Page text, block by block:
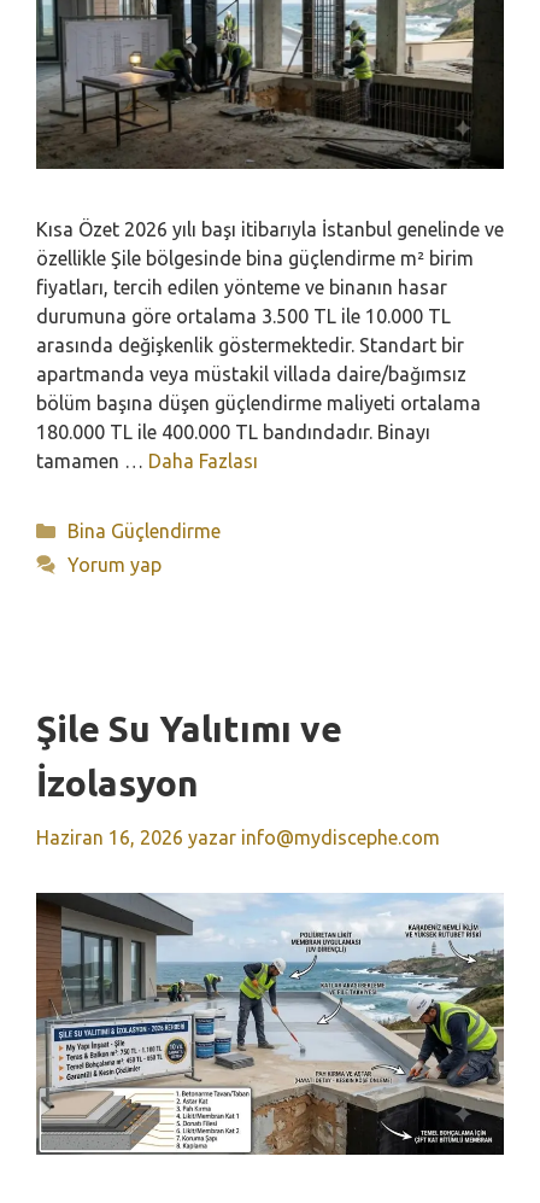
Kısa Özet 2026 yılı başı itibarıyla İstanbul genelinde ve
özellikle Şile bölgesinde bina güçlendirme m² birim
fiyatları, tercih edilen yönteme ve binanın hasar
durumuna göre ortalama 3.500 TL ile 10.000 TL
arasında değişkenlik göstermektedir. Standart bir
apartmanda veya müstakil villada daire/bağımsız
bölüm başına düşen güçlendirme maliyeti ortalama
180.000 TL ile 400.000 TL bandındadır. Binayı
tamamen … Daha Fazlası
Kategoriler
Bina Güçlendirme
Yorum yap
Şile Su Yalıtımı ve
İzolasyon
Haziran 16, 2026 yazar info@mydiscephe.com